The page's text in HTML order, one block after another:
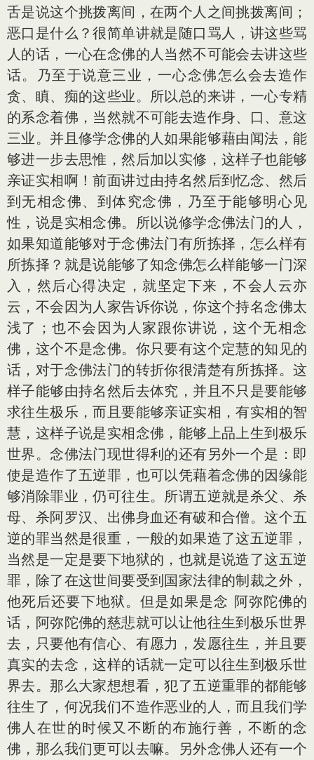
舌是说这个挑拨离间，在两个人之间挑拨离间；
恶口是什么？很简单讲就是随口骂人，讲这些骂
人的话，一心在念佛的人当然不可能会去讲这些
话。乃至于说意三业，一心念佛怎么会去造作
贪、瞋、痴的这些业。所以总的来讲，一心专精
的系念着佛，当然就不可能去造作身、口、意这
三业。并且修学念佛的人如果能够藉由闻法，能
够进一步去思惟，然后加以实修，这样子也能够
亲证实相啊！前面讲过由持名然后到忆念、然后
到无相念佛、到体究念佛，乃至于能够明心见
性，说是实相念佛。所以说修学念佛法门的人，
如果知道能够对于念佛法门有所拣择，怎么样有
所拣择？就是说能够了知念佛怎么样能够一门深
入，然后心得决定，就坚定下来，不会人云亦
云，不会因为人家告诉你说，你这个持名念佛太
浅了；也不会因为人家跟你讲说，这个无相念
佛，这个不是念佛。你只要有这个定慧的知见的
话，对于念佛法门的转折你很清楚有所拣择。这
样子能够由持名然后去体究，并且不只是要能够
求往生极乐，而且要能够亲证实相，有实相的智
慧，这样子说是实相念佛，能够上品上生到极乐
世界。念佛法门现世得利的还有另外一个是：即
使是造作了五逆罪，也可以凭藉着念佛的因缘能
够消除罪业，仍可往生。所谓五逆就是杀父、杀
母、杀阿罗汉、出佛身血还有破和合僧。这个五
逆的罪当然是很重，一般的如果造了这五逆罪，
当然是一定是要下地狱的，也就是说造了这五逆
罪，除了在这世间要受到国家法律的制裁之外，
他死后还要下地狱。但是如果是念 阿弥陀佛的
话，阿弥陀佛的慈悲就可以让他往生到极乐世界
去，只要他有信心、有愿力，发愿往生，并且要
真实的去念，这样的话就一定可以往生到极乐世
界去。那么大家想想看，犯了五逆重罪的都能够
往生了，何况我们不造作恶业的人，而且我们学
佛人在世的时候又不断的布施行善，不断的念
佛，那么我们更可以去嘛。另外念佛人还有一个